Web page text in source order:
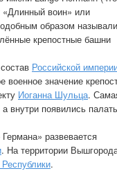
«Длинный воин» или
образом называли
крепостные башни
Российской
военное значение
Иоганна Шульца.
внутри появились
развевается
. На территории
.